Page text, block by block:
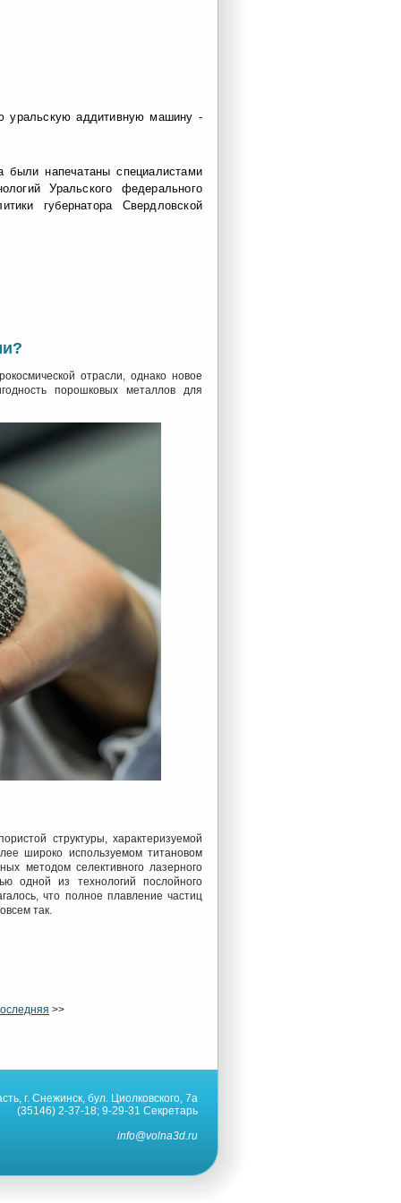
уральскую аддитивную машину -
были напечатаны специалистами
Уральского федерального
губернатора Свердловской
отрасли, однако новое
порошковых металлов для
структуры, характеризуемой
широко используемом титановом
методом селективного лазерного
одной из технологий послойного
что полное плавление частиц
так.
>>
г. Снежинск, бул. Циолковского, 7а
(35146) 2-37-18; 9-29-31 Секретарь
info@volna3d.ru